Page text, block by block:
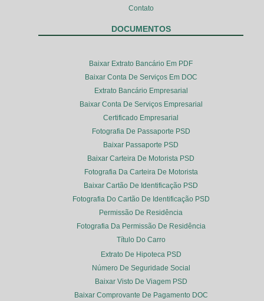
Contato
DOCUMENTOS
Baixar Extrato Bancário Em PDF
Baixar Conta De Serviços Em DOC
Extrato Bancário Empresarial
Baixar Conta De Serviços Empresarial
Certificado Empresarial
Fotografia De Passaporte PSD
Baixar Passaporte PSD
Baixar Carteira De Motorista PSD
Fotografia Da Carteira De Motorista
Baixar Cartão De Identificação PSD
Fotografia Do Cartão De Identificação PSD
Permissão De Residência
Fotografia Da Permissão De Residência
Título Do Carro
Extrato De Hipoteca PSD
Número De Seguridade Social
Baixar Visto De Viagem PSD
Baixar Comprovante De Pagamento DOC